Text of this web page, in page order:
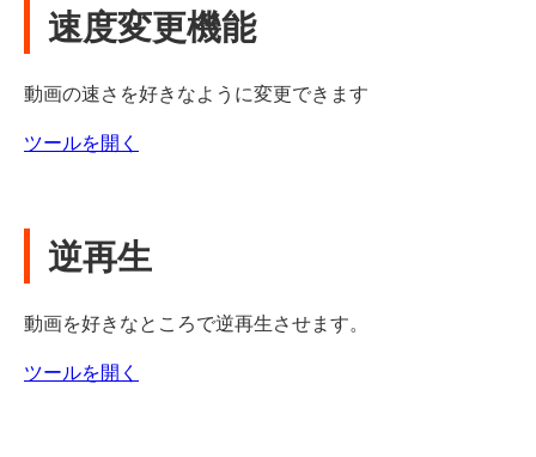
速度変更機能
動画の速さを好きなように変更できます
ツールを開く
逆再生
動画を好きなところで逆再生させます。
ツールを開く